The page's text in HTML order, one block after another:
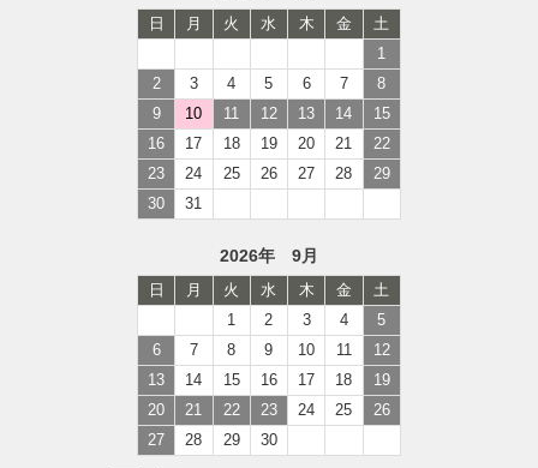
日 月 火 水 木 金
土
1
2
3 4 5 6 7
8
9
10 11 12 13 14
15
16
17 18 19 20 21
22
23
24 25 26 27 28
29
30
31
2026年 9月
日 月 火 水 木 金
土
1
2 3 4
5
6
7 8 9 10 11
12
13
14 15 16 17 18
19
20
21 22 23 24 25
26
27
28 29 30